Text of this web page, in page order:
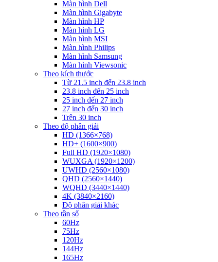
Màn hình Dell
Màn hình Gigabyte
Màn hình HP
Màn hình LG
Màn hình MSI
Màn hình Philips
Màn hình Samsung
Màn hình Viewsonic
Theo kích thước
Từ 21.5 inch đến 23.8 inch
23.8 inch đến 25 inch
25 inch đến 27 inch
27 inch đến 30 inch
Trên 30 inch
Theo độ phân giải
HD (1366×768)
HD+ (1600×900)
Full HD (1920×1080)
WUXGA (1920×1200)
UWHD (2560×1080)
QHD (2560×1440)
WQHD (3440×1440)
4K (3840×2160)
Độ phân giải khác
Theo tần số
60Hz
75Hz
120Hz
144Hz
165Hz